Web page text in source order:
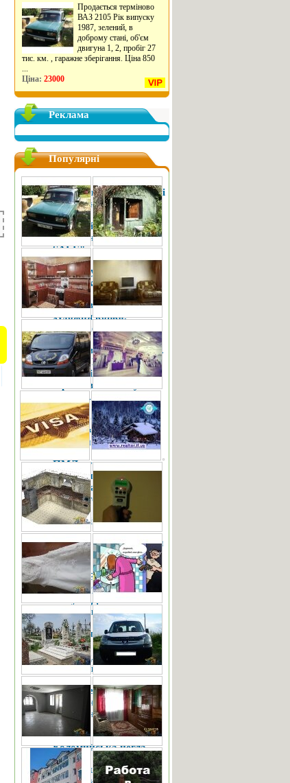
Продається терміново
ВАЗ 2105 Рік випуску
1987, зелений, в
доброму стані, об'єм
двигуна 1, 2, пробіг 27
тис. км. , гаражне зберігання. Ціна 850
...
Ціна: 23000
Реклама
Популярні
Прокат карнавальних і
новорічних костюмів.
Дитячий Комісійний
Магазин "GARAGE
SALE"
Винайму квартиру у
Власника
Ковані вироби,
художня ковка,
металоконструкції
Ковані вироби. Ворота.
Дашки. Качелі.
Огорожі. Івано-
Франківськ. Калуш.
Долина.
ПОДОБОВО кімнати
для Заочників. Wi-Fi,
посуд, постіль.
ПМЛ пускатель
магнитный авт.
выключатель
контактор
Художній розпис стін
Бак для води на 1000 л
єврокуб
ЕЛЕКТРОМОНТАЖ.
Івано-Франківськ.
Калуш. Долина.
Рожнятів.
Антисептик «Lignofix-
E-Profi» - ефективний
захист для нової
деревини.
Спецодежда
форменная. Свитер
форменный, Свитера
МЧС
Коломийська цегла
Тельняшка футболка